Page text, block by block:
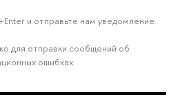
и отправьте нам уведомление.
для отправки сообщений об
ошибках.